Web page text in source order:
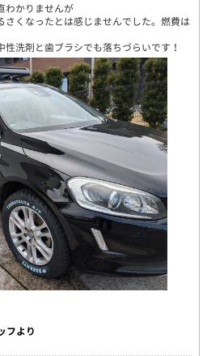
わかりませんが
さくなったとは感じませんでした。燃費は
洗剤と歯ブラシでも落ちづらいです！
フより